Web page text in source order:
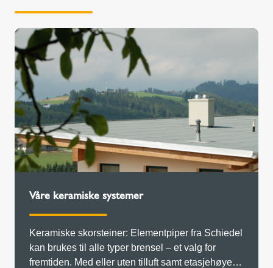
Våre keramiske systemer
Keramiske skorsteiner: Elementpiper fra Schiedel
kan brukes til alle typer brensel – et valg for
fremtiden. Med eller uten tilluft samt etasjehøye